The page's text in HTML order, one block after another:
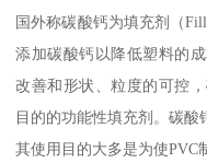
国外称碳酸钙为填充剂（
添加碳酸钙以降低塑料的
改善和形状、粒度的可控
目的的功能性填充剂。碳酸
其使用目的大多是为使PVC